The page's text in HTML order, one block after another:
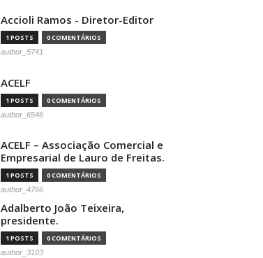
Accioli Ramos - Diretor-Editor
1 POSTS 0 COMENTÁRIOS
author_5741
ACELF
1 POSTS 0 COMENTÁRIOS
author_6546
ACELF – Associação Comercial e
Empresarial de Lauro de Freitas.
1 POSTS 0 COMENTÁRIOS
author_4766
Adalberto João Teixeira,
presidente.
1 POSTS 0 COMENTÁRIOS
author_3103